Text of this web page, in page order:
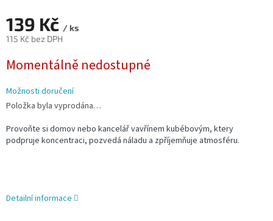
139 Kč / ks
115 Kč bez DPH
cena:
Momentálně nedostupné
Možnosti doručení
Položka byla vyprodána…
Provoňte si domov nebo kancelář vavřínem kubébovým, ktery
podpruje koncentraci, pozvedá náladu a zpříjemňuje atmosféru.
Detailní informace